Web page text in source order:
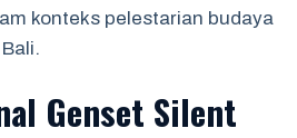
konteks pelestarian budaya
Genset Silent